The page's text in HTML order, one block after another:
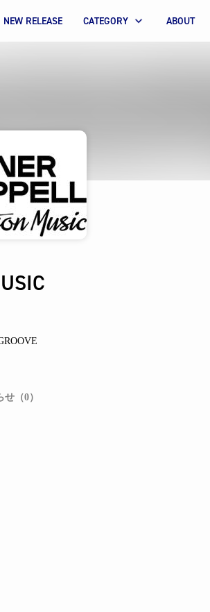
NEW RELEASE CATEGORY ABOUT
せ（0）